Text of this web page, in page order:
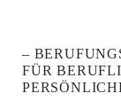
–
FÜR